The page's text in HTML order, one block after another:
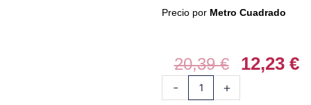
Precio por Metro Cuadrado
20,39€
El
precio
12,23 €
-
textil
+